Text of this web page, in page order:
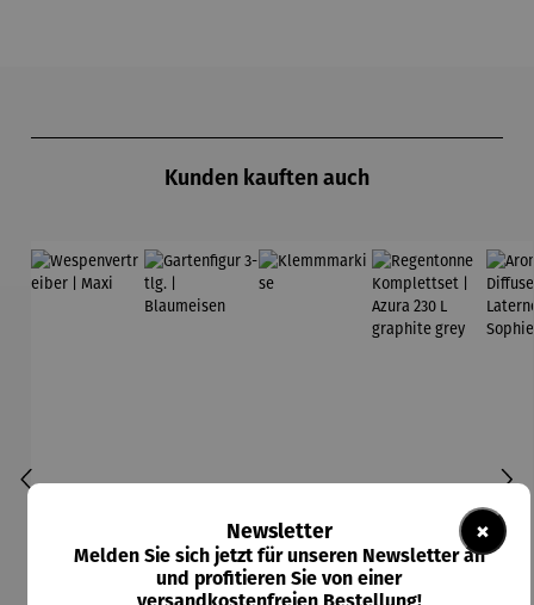
Kunden kauften auch
×
Newsletter
Melden Sie sich jetzt für unseren Newsletter an
und profitieren Sie von einer